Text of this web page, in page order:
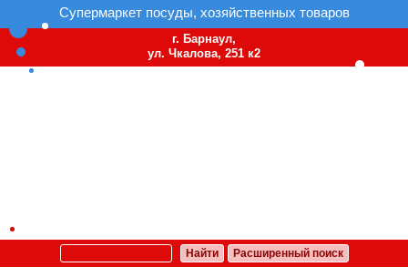
Супермаркет посуды, хозяйственных товаров
г. Барнаул,
ул. Чкалова, 251 к2
Найти Расширенный поиск